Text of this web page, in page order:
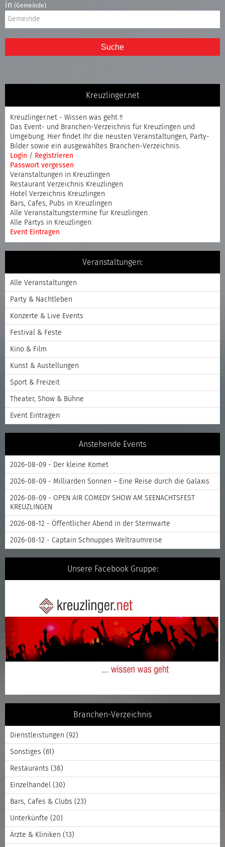
in (Gemeinde)
Suche
Kreuzlinger.net
Kreuzlinger.net - Wissen was geht !!
Das Event- und Branchen-Verzeichnis für Kreuzlingen und
Umgebung. Hier findet Ihr die neusten Veranstaltungen, Party-
Bilder sowie ein ausgewähltes Branchen-Verzeichnis.
Login / Registrieren
Passwort vergessen
Veranstaltungen in Kreuzlingen
Restaurant Verzeichnis Kreuzlingen
Hotel Verzeichnis Kreuzlingen
Bars, Cafes, Pubs in Kreuzlingen
Alle Veranstaltungstermine für Kreuzlingen
Alle Partys in Kreuzlingen
Event Eintragen
Veranstaltungen:
Alle Veranstaltungen
Party & Nachtleben
Konzerte & Live Events
Festival & Feste
Kino & Film
Kunst & Austellungen
Sport & Freizeit
Theater, Show & Bühne
Event Eintragen
Anstehende Events
2026-08-09 - Der kleine Komet
2026-08-09 - Milliarden Sonnen – Eine Reise durch die Galaxis
2026-08-09 - OPEN AIR COMEDY SHOW AM SEENACHTSFEST
KREUZLINGEN
2026-08-12 - Öffentlicher Abend in der Sternwarte
2026-08-12 - Captain Schnuppes Weltraumreise
Unsere Facebook Gruppe:
Branchen-Verzeichnis
Dienstleistungen (92)
Sonstiges (61)
Restaurants (38)
Einzelhandel (30)
Bars, Cafes & Clubs (23)
Unterkünfte (20)
Ärzte & Kliniken (13)